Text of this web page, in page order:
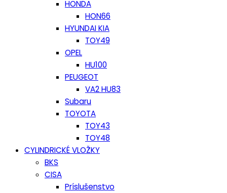
HONDA
HON66
HYUNDAI KIA
TOY49
OPEL
HU100
PEUGEOT
VA2 HU83
Subaru
TOYOTA
TOY43
TOY48
CYLINDRICKÉ VLOŽKY
BKS
CISA
Príslušenstvo